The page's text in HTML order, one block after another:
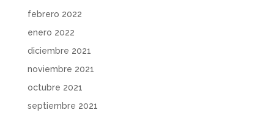
febrero 2022
enero 2022
diciembre 2021
noviembre 2021
octubre 2021
septiembre 2021